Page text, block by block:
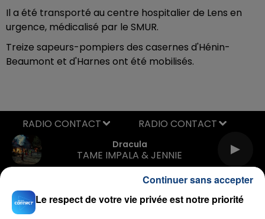
Il a été transporté au centre hospitalier de Lens en
urgence, médicalisé par le SMUR.
Treize sapeurs-pompiers des casernes d'Hénin-
Beaumont et d'Harnes ont été mobilisés.
Dracula
TAME IMPALA & JENNIE
RADIO CONTACT
Le respect de votre vie privée est notre priorité
Continuer sans accepter